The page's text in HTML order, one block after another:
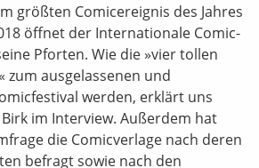
größten Comicereignis des Jahres
öffnet der Internationale Comic-
Pforten. Wie die »vier tollen
zum ausgelassenen und
werden, erklärt uns
im Interview. Außerdem hat
die Comicverlage nach deren
befragt sowie nach den